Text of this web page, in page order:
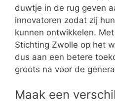
duwtje in de rug geven
innovatoren zodat zij
kunnen ontwikkelen.
Stichting Zwolle op het
dus aan een betere
groots na voor de
Maak een verschil